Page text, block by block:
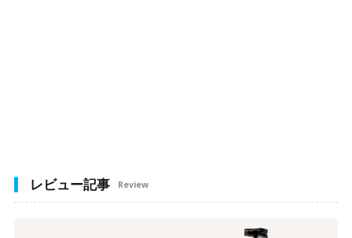
レビュー記事 Review